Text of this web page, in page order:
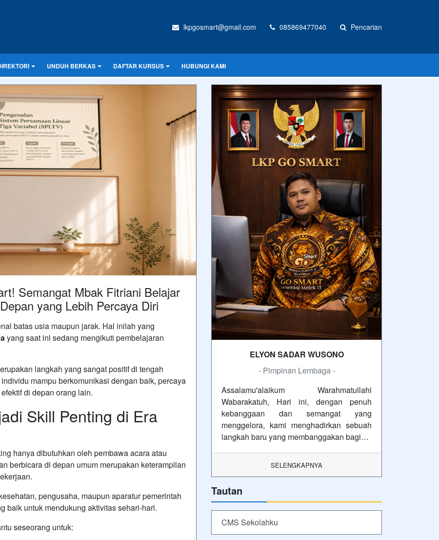
lkpgosmart@gmail.com 085869477040 Pencarian
UNDUH BERKAS DAFTAR KURSUS HUBUNGI KAMI
Semangat Mbak Fitriani Belajar
yang Lebih Percaya Diri
batas usia maupun jarak. Hal inilah yang
yang saat ini sedang mengikuti pembelajaran
langkah yang sangat positif di tengah
mampu berkomunikasi dengan baik, percaya
di depan orang lain.
Skill Penting di Era
hanya dibutuhkan oleh pembawa acara atau
berbicara di depan umum merupakan keterampilan
pengusaha, maupun aparatur pemerintah
baik untuk mendukung aktivitas sehari-hari.
seseorang untuk:
ELYON SADAR WUSONO
- Pimpinan Lembaga -
Assalamu'alaikum Warahmatullahi
Wabarakatuh, Hari ini, dengan penuh
kebanggaan dan semangat yang
menggelora, kami menghadirkan sebuah
langkah baru yang membanggakan bagi…
SELENGKAPNYA
Tautan
CMS Sekolahku